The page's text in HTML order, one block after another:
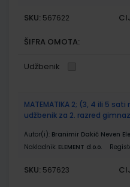
SKU: 567622
ŠIFRA OMOTA:
Udžbenik
MATEMATIKA 2; (3, 4 ili 5
udžbenik za 2. razred
Autor(i): Branimir Dakić Neven
Nakladnik: ELEMENT d.o.o.
SKU: 567623